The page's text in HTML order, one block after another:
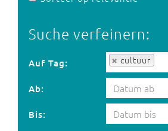
Suche verfeinern:
Auf Tag: cultuur
Auf Tag:
Ab:
Bis: